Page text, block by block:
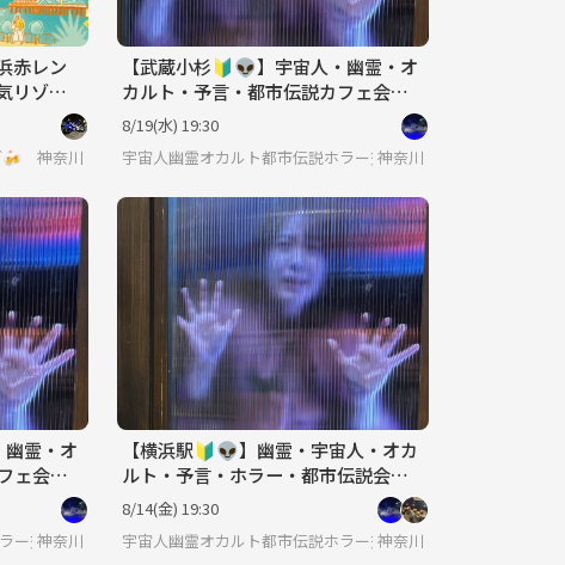
赤レン
リゾー
喫❣️🍻🍔
🍻
神奈川
【武蔵小杉🔰👽】宇宙人・幽霊・オ
カルト・予言・都市伝説カフェ会☕️
途中参加可♪
8/19(水) 19:30
宇宙人幽霊オカルト都市伝説ホラー交流会
神奈川
霊・オ
ェ会☕️
ー交流会
神奈川
【横浜駅🔰👽】幽霊・宇宙人・オカ
ルト・予言・ホラー・都市伝説会🍺
☕️途中参加可♪
8/14(金) 19:30
宇宙人幽霊オカルト都市伝説ホラー交流会
神奈川